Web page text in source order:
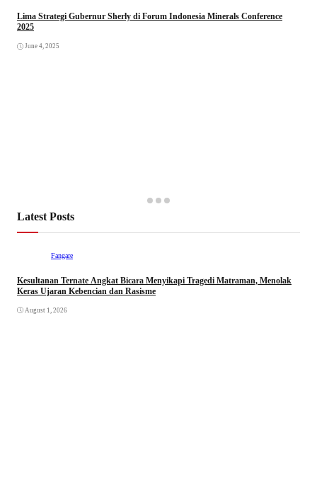
Lima Strategi Gubernur Sherly di Forum Indonesia Minerals Conference
2025
June 4, 2025
Latest Posts
Fangare
Kesultanan Ternate Angkat Bicara Menyikapi Tragedi Matraman, Menolak
Keras Ujaran Kebencian dan Rasisme
August 1, 2026